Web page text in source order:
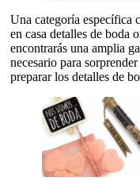
Una categoría específica
en casa detalles de boda
encontrarás una amplia
necesario para
preparar los detalles de